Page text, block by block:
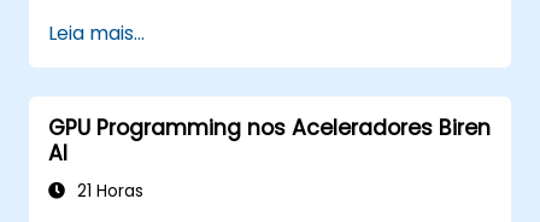
Leia mais...
GPU Programming nos Aceleradores Biren
AI
21 Horas